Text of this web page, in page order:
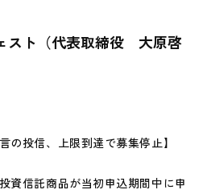
スト（代表取締役 大原啓
の投信、上限到達で募集停止】
資信託商品が当初申込期間中に申